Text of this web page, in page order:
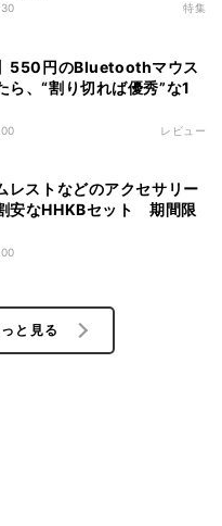
特集
】550円のBluetoothマウス
ら、“割り切れば優秀”な1
レビュー
レストなどのアクセサリー
安なHHKBセット 期間限
と見る